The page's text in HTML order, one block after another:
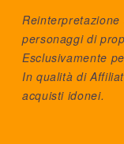
personaggi di
Esclusivamente
In qualità di
acquisti idonei.